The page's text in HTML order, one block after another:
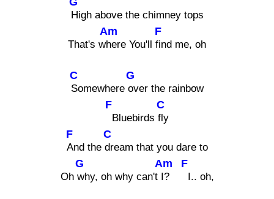
High above the chimney tops
That's w
Am
here You'll
F
find me, oh
C
Somewhere
G
over the rainbow
F
Bluebirds
C
fly
F
And the
C
dream that you dare to
Oh
G
why, oh why can't
Am
I?
F
I.. oh,